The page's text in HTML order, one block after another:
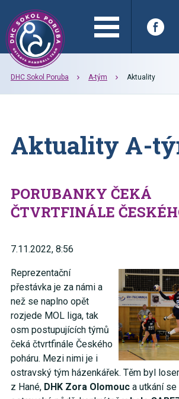
DHC Sokol Poruba A-tým Aktuality
Aktuality A-
PORUBANKY ČEKÁ
ČTVRTFINÁLE
7.11.2022, 8:56
Reprezentační
přestávka je za námi a
než se naplno opět
rozjede MOL liga, tak
osm postupujících týmů
čeká čtvrtfinále Českého
poháru. Mezi nimi je i
ostravský tým házenkářek. Těm byl
z Hané, DHK Zora Olomouca utkání se